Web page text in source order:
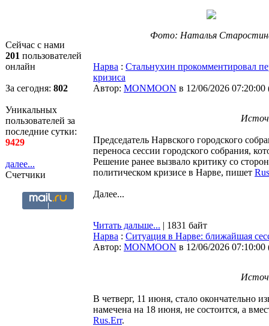
Сейчас с нами
201 пользователей
онлайн
За сегодня: 802
Уникальных
пользователей за
последние сутки:
9429
далее...
Счетчики
Фото: Наталья
Нарва : Стальнухин прокомментировал
кризиса
Автор: MONMOON в 12/06/2026 07:20:00
Председатель Нарвского городского
переноса сессии городского собрания,
Решение ранее вызвало критику со
политическом кризисе в Нарве, пишет
Далее...
Читать дальше... | 1831 байт
Нарва : Ситуация в Нарве: ближайшая
Автор: MONMOON в 12/06/2026 07:10:00
В четверг, 11 июня, стало окончательно
намечена на 18 июня, не состоится, а
Rus.Err.